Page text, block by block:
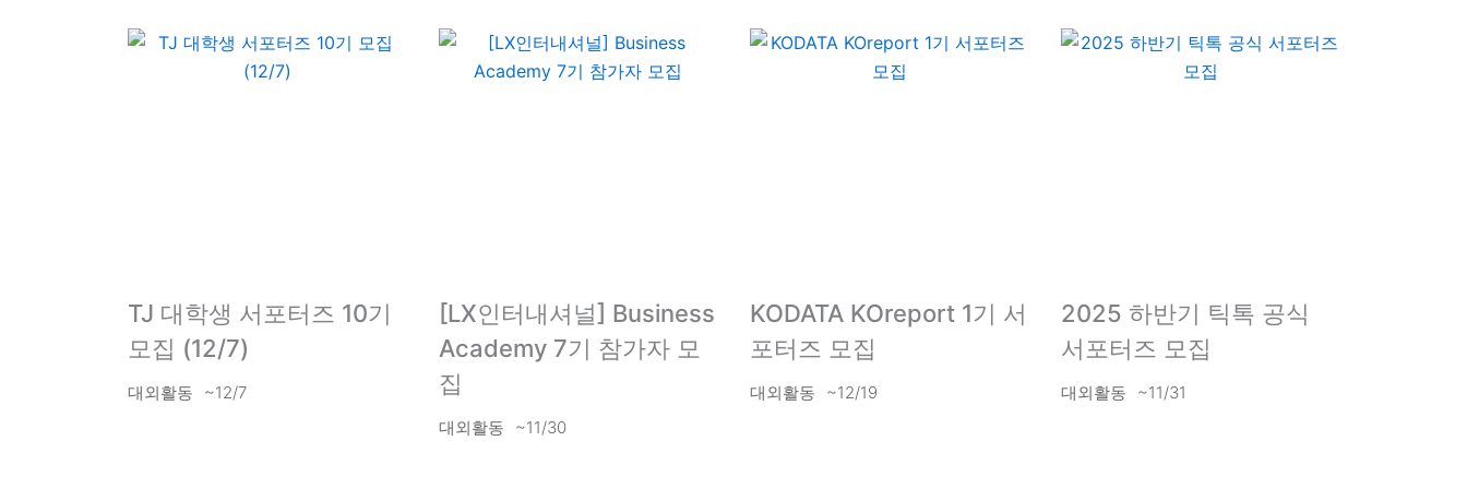
TJ 대학생 서포터즈 10기
모집 (12/7)
대외활동 ~12/7
[LX인터내셔널] Business
Academy 7기 참가자 모
집
대외활동 ~11/30
KODATA KOreport 1기 서
포터즈 모집
대외활동 ~12/19
2025 하반기 틱톡 공식
서포터즈 모집
대외활동 ~11/31